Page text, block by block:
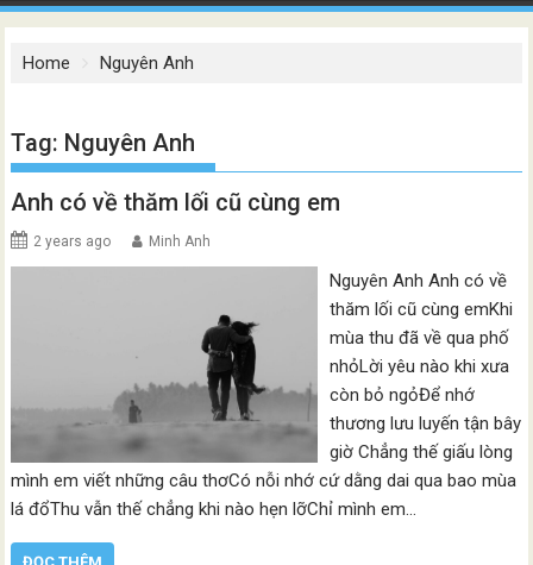
Home Nguyên Anh
Tag: Nguyên Anh
Anh có về thăm lối cũ cùng em
2 years ago Minh Anh
Nguyên Anh Anh có về
thăm lối cũ cùng emKhi
mùa thu đã về qua phố
nhỏLời yêu nào khi xưa
còn bỏ ngỏĐể nhớ
thương lưu luyến tận bây
giờ Chẳng thế giấu lòng
mình em viết những câu thơCó nỗi nhớ cứ dằng dai qua bao mùa
lá đổThu vẫn thế chẳng khi nào hẹn lỡChỉ mình em…